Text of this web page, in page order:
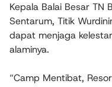
Kepala Balai Besar TN
Sentarum, Titik
dapat menjaga
alaminya.
“Camp Mentibat,